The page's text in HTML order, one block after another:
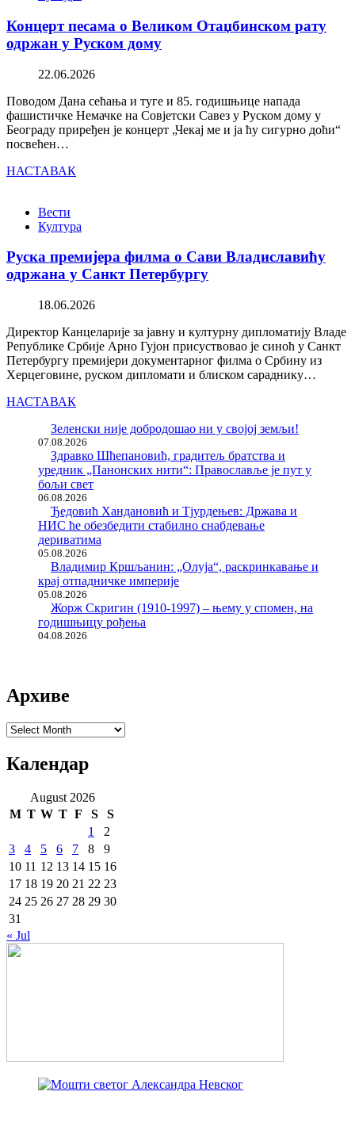
Концерт песама о Великом Отаџбинском рату
одржан у Руском дому
22.06.2026
Поводом Дана сећања и туге и 85. годишњице напада
фашистичке Немачке на Совјетски Савез у Руском дому у
Београду приређен је концерт „Чекај ме и ја ћу сигурно доћи“
посвећен…
НАСТАВАК
Вести
Култура
Руска премијера филма о Сави Владиславићу
одржана у Санкт Петербургу
18.06.2026
Директор Канцеларије за јавну и културну дипломатију Владе
Републике Србије Арно Гујон присуствовао је синоћ у Санкт
Петербургу премијери документарног филма о Србину из
Херцеговине, руском дипломати и блиском сараднику…
НАСТАВАК
Зеленски није добродошао ни у својој земљи!
07.08.2026
Здравко Шћепановић, градитељ братства и
уредник „Панонских нити“: Православље је пут у
бољи свет
06.08.2026
Ђедовић Хандановић и Тјурдењев: Држава и
НИС ће обезбедити стабилно снабдевање
дериватима
05.08.2026
Владимир Кршљанин: „Олуја“, раскринкавање и
крај отпадничке империје
05.08.2026
Жорж Скригин (1910-1997) – њему у спомен, на
годишњицу рођења
04.08.2026
Архиве
Архиве
Календар
August 2026
M T W T F S
S
1
2
3
4 5 6 7 8
9
10 11 12 13 14 15 16
17 18 19 20 21 22 23
24 25 26 27 28 29 30
31
« Jul